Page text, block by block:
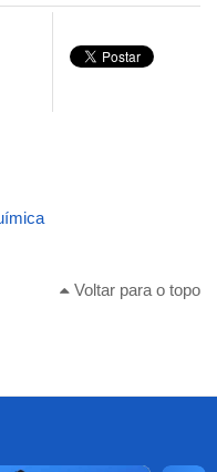
Voltar para o topo